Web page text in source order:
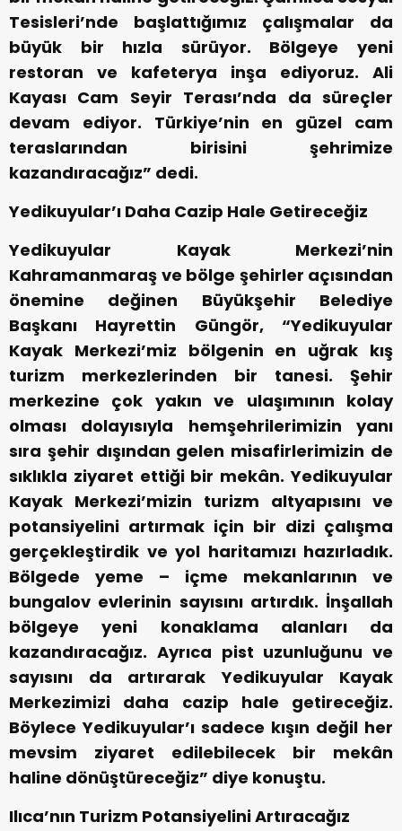
Tesisleri’nde başlattığımız çalışmalar da
büyük bir hızla sürüyor. Bölgeye yeni
restoran ve kafeterya inşa ediyoruz. Ali
Kayası Cam Seyir Terası’nda da süreçler
devam ediyor. Türkiye’nin en güzel cam
teraslarından birisini şehrimize
kazandıracağız” dedi.
Yedikuyular’ı Daha Cazip Hale Getireceğiz
Yedikuyular Kayak Merkezi’nin
Kahramanmaraş ve bölge şehirler açısından
önemine değinen Büyükşehir Belediye
Başkanı Hayrettin Güngör, “Yedikuyular
Kayak Merkezi’miz bölgenin en uğrak kış
turizm merkezlerinden bir tanesi. Şehir
merkezine çok yakın ve ulaşımının kolay
olması dolayısıyla hemşehrilerimizin yanı
sıra şehir dışından gelen misafirlerimizin de
sıklıkla ziyaret ettiği bir mekân. Yedikuyular
Kayak Merkezi’mizin turizm altyapısını ve
potansiyelini artırmak için bir dizi çalışma
gerçekleştirdik ve yol haritamızı hazırladık.
Bölgede yeme – içme mekanlarının ve
bungalov evlerinin sayısını artırdık. İnşallah
bölgeye yeni konaklama alanları da
kazandıracağız. Ayrıca pist uzunluğunu ve
sayısını da artırarak Yedikuyular Kayak
Merkezimizi daha cazip hale getireceğiz.
Böylece Yedikuyular’ı sadece kışın değil her
mevsim ziyaret edilebilecek bir mekân
haline dönüştüreceğiz” diye konuştu.
Ilıca’nın Turizm Potansiyelini Artıracağız